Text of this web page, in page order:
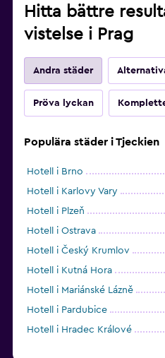
Hitta bättre
vistelse i Prag
Andra städer
Pröva lyckan
Populära städer i Tjeckien
Hotell i Brno
Hotell i Karlovy Vary
Hotell i Plzeň
Hotell i Ostrava
Hotell i Český Krumlov
Hotell i Kutná Hora
Hotell i Mariánské Lázně
Hotell i Pardubice
Hotell i Hradec Králové